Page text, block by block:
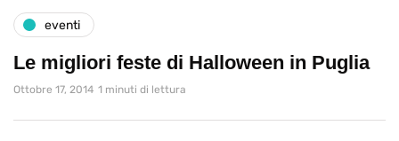
eventi
Le migliori feste di Halloween in Puglia
Ottobre 17, 2014 1 minuti di lettura